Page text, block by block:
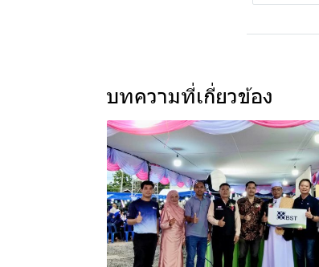
บทความที่เกี่ยวข้อง